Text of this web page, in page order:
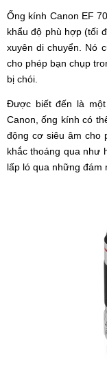
Ống kính Canon EF
khẩu độ phù hợp (tối
xuyên di chuyển. Nó
cho phép bạn chụp
bị chói.
Được biết đến là
Canon, ống kính có
động cơ siêu âm cho
khắc thoáng qua như
lấp ló qua những đám